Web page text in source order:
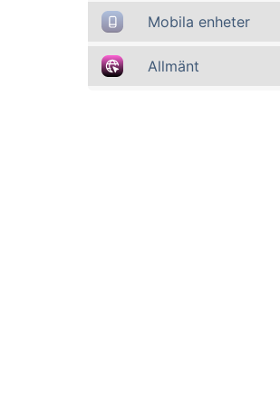
Mobila enheter
Allmänt